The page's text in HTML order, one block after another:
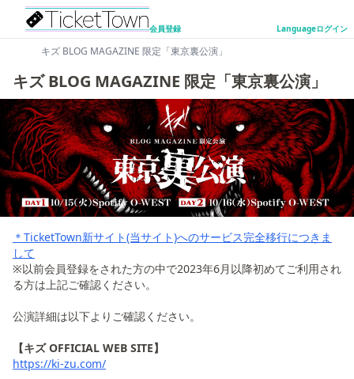
会員登録 Languageログイン
キズ BLOG MAGAZINE 限定「東京裏公演」
キズ BLOG MAGAZINE 限定「東京裏公演」
＊TicketTown新サイト(当サイト)へのサービス完全移行につきま
して
※以前会員登録をされた方の中で2023年6月以降初めてご利用され
る方は上記ご確認ください。
公演詳細は以下よりご確認ください。
【キズ OFFICIAL WEB SITE】
https://ki-zu.com/